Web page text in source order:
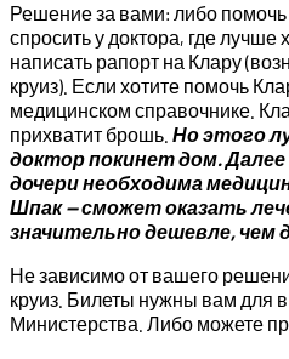
Решение за вами: либо помочь
спросить у доктора, где
написать рапорт на Клару
круиз). Если хотите помочь
медицинском справочнике.
прихватит брошь. Но этого
доктор покинет дом.
дочери необходима
Шпак — сможет оказать
значительно дешевле, чем
Не зависимо от вашего
круиз. Билеты нужны вам для
Министерства. Либо можете